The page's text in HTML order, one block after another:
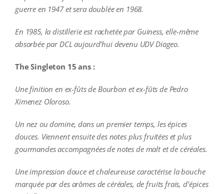
guerre en 1947 et sera doublée en 1968.
En 1985, la distillerie est rachetée par Guiness, elle-même
absorbée par DCL aujourd’hui devenu UDV Diageo.
The Singleton 15 ans :
Une finition en ex-fûts de Bourbon et ex-fûts de Pedro
Ximenez Oloroso.
Un nez ou domine, dans un premier temps, les épices
douces. Viennent ensuite des notes plus fruitées et plus
gourmandes accompagnées de notes de malt et de céréales.
Une impression douce et chaleureuse caractérise la bouche
marquée par des arômes de céréales, de fruits frais, d’épices